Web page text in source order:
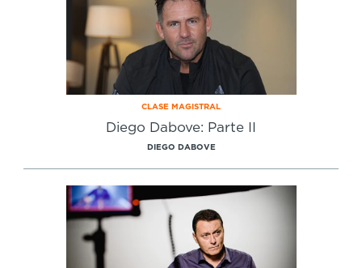
CLASE MAGISTRAL
Diego Dabove: Parte II
DIEGO DABOVE